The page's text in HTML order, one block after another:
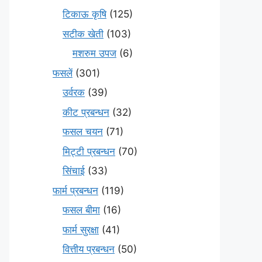
टिकाऊ कृषि(125)
सटीक खेती (103)
मशरुम उपज (6)
फसलें(301)
उर्वरक (39)
कीट प्रबन्धन (32)
फसल चयन (71)
मि‌ट्टी प्रबन्धन (70)
सिंचाई (33)
फार्म प्रबन्धन (119)
फसल बीमा (16)
फार्म सुरक्षा (41)
वित्तीय प्रबन्धन (50)